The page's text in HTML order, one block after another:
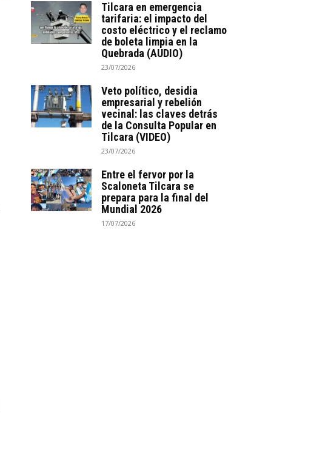
Tilcara en emergencia
tarifaria: el impacto del
costo eléctrico y el reclamo
de boleta limpia en la
Quebrada (AUDIO)
23/07/2026
Veto político, desidia
empresarial y rebelión
vecinal: las claves detrás
de la Consulta Popular en
Tilcara (VIDEO)
23/07/2026
Entre el fervor por la
Scaloneta Tilcara se
prepara para la final del
Mundial 2026
17/07/2026